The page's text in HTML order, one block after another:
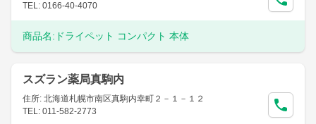
TEL: 0166-40-4070
商品名: ドライペット コンパクト 本体
スズラン薬局真駒内
住所: 北海道札幌市南区真駒内幸町２－１－１２
TEL: 011-582-2773